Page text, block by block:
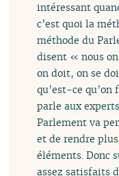
intéressant
c’est quoi la
méthode du
disent « nous
on doit, on se
qu’est-ce
parle aux
Parlement va
et de rendre
éléments. Donc
assez satisfaits